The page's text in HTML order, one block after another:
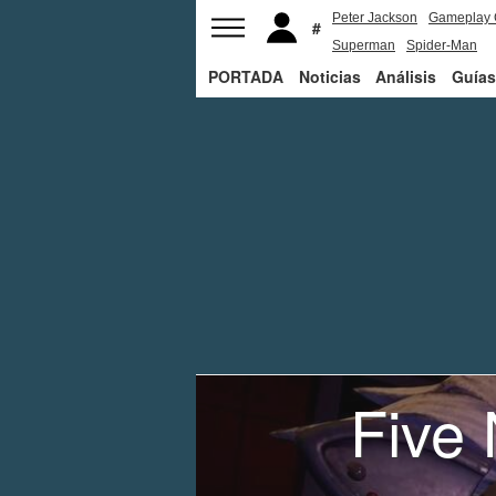
Peter Jackson
Gameplay
Superman
Spider-Man
PORTADA Noticias Análisis Guías
Five